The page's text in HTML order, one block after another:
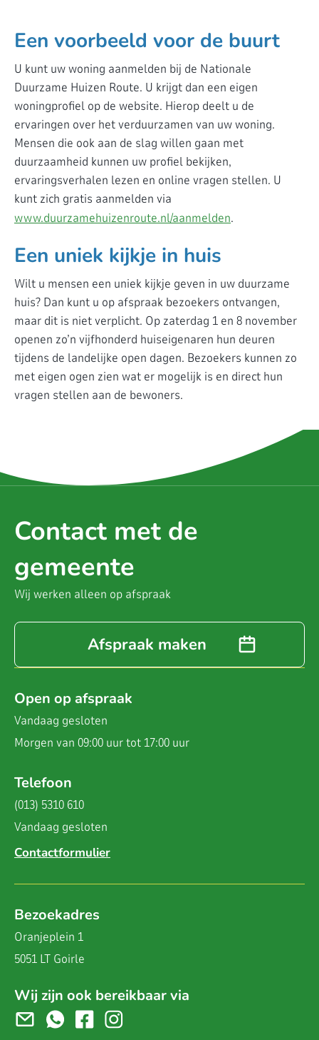
Een voorbeeld voor de buurt
U kunt uw woning aanmelden bij de Nationale
Duurzame Huizen Route. U krijgt dan een eigen
woningprofiel op de website. Hierop deelt u de
ervaringen over het verduurzamen van uw woning.
Mensen die ook aan de slag willen gaan met
duurzaamheid kunnen uw profiel bekijken,
ervaringsverhalen lezen en online vragen stellen. U
kunt zich gratis aanmelden via
www.duurzamehuizenroute.nl/aanmelden.
Een uniek kijkje in huis
Wilt u mensen een uniek kijkje geven in uw duurzame
huis? Dan kunt u op afspraak bezoekers ontvangen,
maar dit is niet verplicht. Op zaterdag 1 en 8 november
openen zo’n vijfhonderd huiseigenaren hun deuren
tijdens de landelijke open dagen. Bezoekers kunnen zo
met eigen ogen zien wat er mogelijk is en direct hun
vragen stellen aan de bewoners.
Contact met de
gemeente
Wij werken alleen op afspraak
Afspraak maken
Open op afspraak
Vandaag gesloten
Morgen van 09:00 uur tot 17:00 uur
Telefoon
(013) 5310 610
Vandaag gesloten
Contactformulier
Bezoekadres
Oranjeplein 1
5051 LT Goirle
Wij zijn ook bereikbaar via